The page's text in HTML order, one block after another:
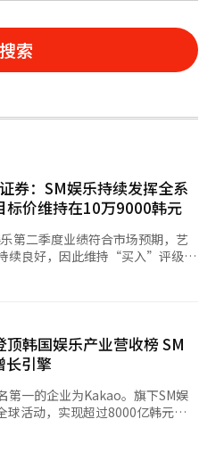
搜索
券：SM娱乐持续发挥全系
标价维持在10万9000韩元
第二季度业绩符合市场预期，艺
续良好，因此维持“买入”评级和
利阶段。” NH投资证券
的可能性。该研究员提到：“SM
济代表团，并在4月首次在中国开
“如果中国的演出恢复，将会有很
同比增长15.4%和10.9%，符合
，NCT Dream销售192万张，
106万张，Hatch to Hatch销售
顶韩国娱乐产业营收榜 SM
长引擎
第一的企业为Kakao。旗下SM娱
球活动，实现超过8000亿韩元
为拉动Kakao业绩增长的主要动